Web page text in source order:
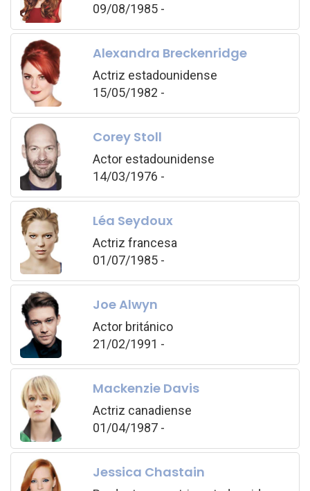
09/08/1985 -
Alexandra Breckenridge
Actriz estadounidense
15/05/1982 -
Corey Stoll
Actor estadounidense
14/03/1976 -
Léa Seydoux
Actriz francesa
01/07/1985 -
Joe Alwyn
Actor británico
21/02/1991 -
Mackenzie Davis
Actriz canadiense
01/04/1987 -
Jessica Chastain